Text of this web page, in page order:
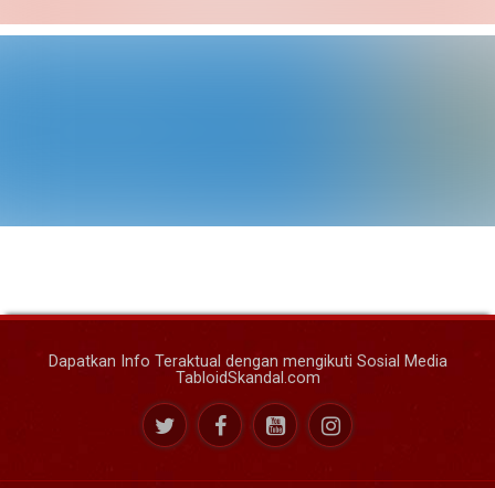
Dapatkan Info Teraktual dengan mengikuti Sosial Media
TabloidSkandal.com